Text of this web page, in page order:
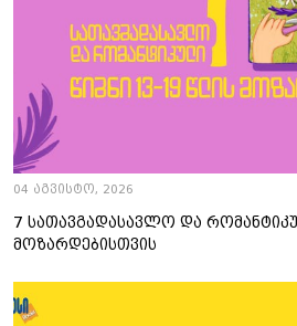
04 აგვისტო, 2026
7 სათავგადასავლო და
მოზარდებისთვის